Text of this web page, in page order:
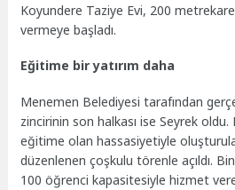
Koyundere Taziye Evi, 200
vermeye başladı.
Eğitime bir yatırım daha
Menemen Belediyesi tarafından
zincirinin son halkası ise Seyrek oldu.
eğitime olan hassasiyetiyle
düzenlenen çoşkulu törenle açıldı.
100 öğrenci kapasitesiyle hizmet